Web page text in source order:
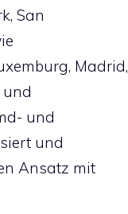
San
Madrid,
und
und
und
Ansatz mit